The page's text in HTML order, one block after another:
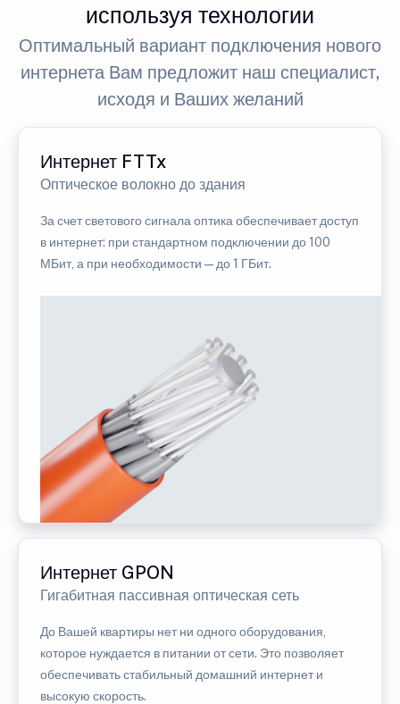
используя технологии
Оптимальный вариант подключения нового
интернета Вам предложит наш специалист,
исходя и Ваших желаний
Интернет FTTx
Оптическое волокно до здания
За счет светового сигнала оптика обеспечивает доступ
в интернет: при стандартном подключении до 100
МБит, а при необходимости — до 1 ГБит.
Интернет GPON
Гигабитная пассивная оптическая сеть
До Вашей квартиры нет ни одного оборудования,
которое нуждается в питании от сети. Это позволяет
обеспечивать стабильный домашний интернет и
высокую скорость.